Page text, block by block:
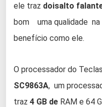
ele traz doisalto
bom uma qualidade na
benefício como ele.
O processador do
SC9863A, um
traz 4 GB de RAM e 64